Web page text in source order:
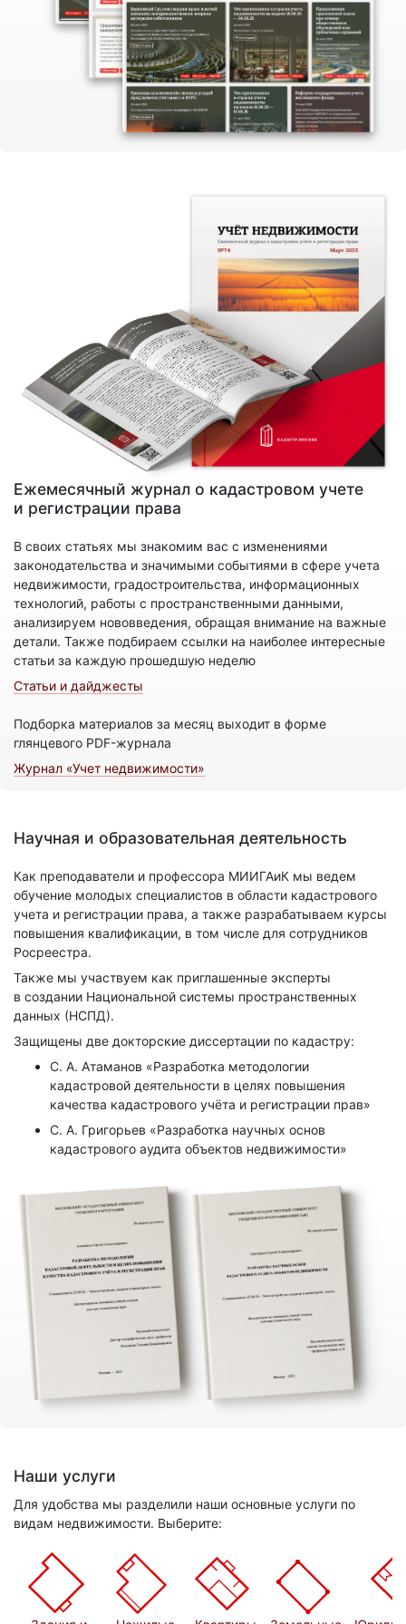
Ежемесячный журнал о кадастровом учете
и регистрации права
В своих статьях мы знакомим вас с изменениями
законодательства и значимыми событиями в сфере учета
недвижимости, градостроительства, информационных
технологий, работы с пространственными данными,
анализируем нововведения, обращая внимание на важные
детали. Также подбираем ссылки на наиболее интересные
статьи за каждую прошедшую неделю
Статьи и дайджесты
Подборка материалов за месяц выходит в форме
глянцевого PDF-журнала
Журнал «Учет недвижимости»
Научная и образовательная деятельность
Как преподаватели и профессора МИИГАиК мы ведем
обучение молодых специалистов в области кадастрового
учета и регистрации права, а также разрабатываем курсы
повышения квалификации, в том числе для сотрудников
Росреестра.
Также мы участвуем как приглашенные эксперты
в создании Национальной системы пространственных
данных (НСПД).
Защищены две докторские диссертации по кадастру:
С. А. Атаманов «Разработка методологии
кадастровой деятельности в целях повышения
качества кадастрового учёта и регистрации прав»
С. А. Григорьев «Разработка научных основ
кадастрового аудита объектов недвижимости»
Наши услуги
Для удобства мы разделили наши основные услуги по
видам недвижимости. Выберите: